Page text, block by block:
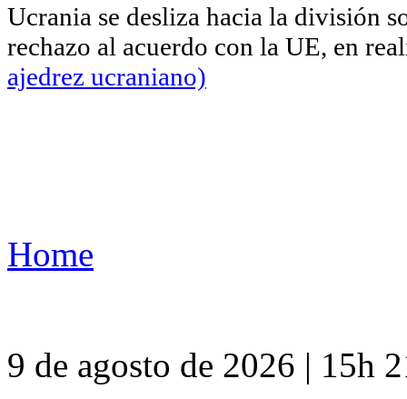
Ucrania se desliza hacia la división
rechazo al acuerdo con la UE, en
ajedrez ucraniano)
Home
9 de agosto de 2026 | 15h